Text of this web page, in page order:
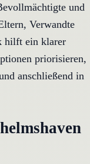
und
Verwandte
hilft ein klarer
priorisieren,
anschließend in